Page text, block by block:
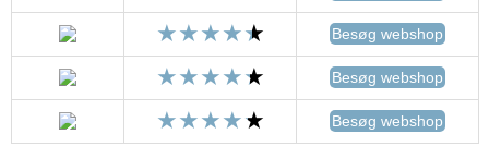
Besøg webshop
Besøg webshop
Besøg webshop